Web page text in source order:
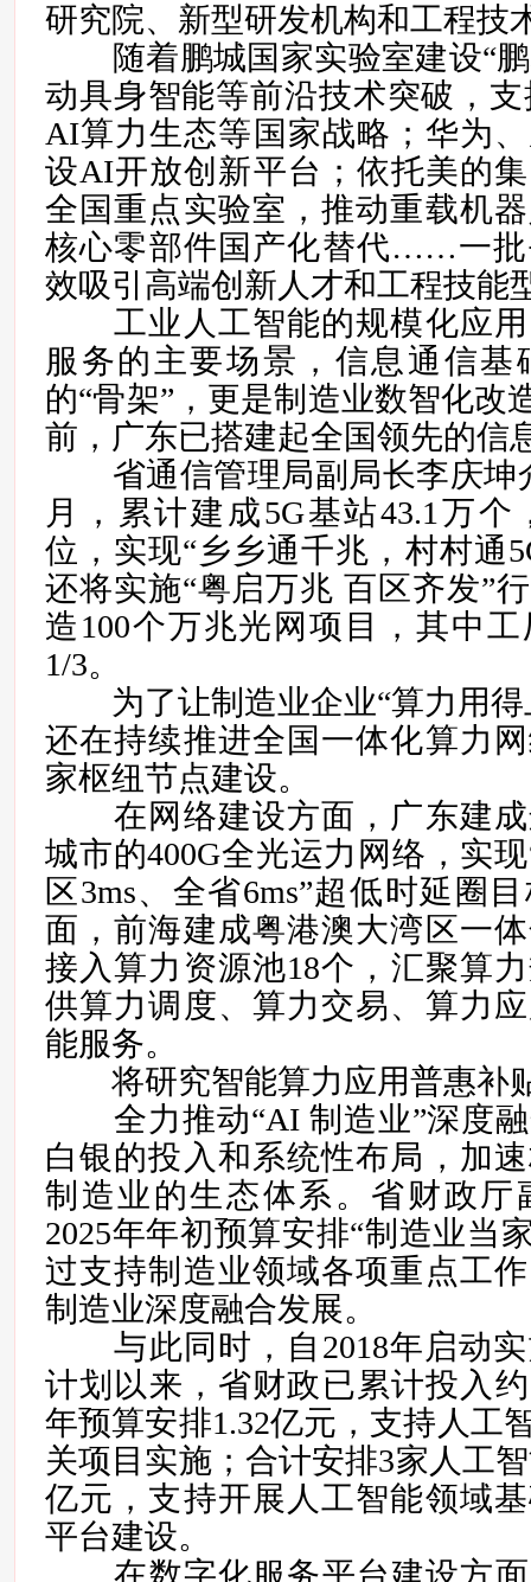
研究院、新型研发机构和工程技
随着鹏城国家实验室建设“鹏
动具身智能等前沿技术突破，
AI算力生态等国家战略；华为
设AI开放创新平台；依托美的
全国重点实验室，推动重载机
核心零部件国产化替代……一批
效吸引高端创新人才和工程技能
工业人工智能的规模化应用
服务的主要场景，信息通信基
的“骨架”，更是制造业数智化改
前，广东已搭建起全国领先的信
省通信管理局副局长李庆坤
月，累计建成5G基站43.1万
位，实现“乡乡通千兆，村村通
还将实施“粤启万兆 百区齐发”
造100个万兆光网项目，其中
1/3。
为了让制造业企业“算力用得
还在持续推进全国一体化算力
家枢纽节点建设。
在网络建设方面，广东建成
城市的400G全光运力网络，实
区3ms、全省6ms”超低时延圈
面，前海建成粤港澳大湾区一
接入算力资源池18个，汇聚算
供算力调度、算力交易、算力
能服务。
将研究智能算力应用普惠补
全力推动“AI 制造业”深度融
白银的投入和系统性布局，加
制造业的生态体系。省财政厅
2025年年初预算安排“制造业当
过支持制造业领域各项重点工
制造业深度融合发展。
与此同时，自2018年启动实
计划以来，省财政已累计投入
年预算安排1.32亿元，支持人工
关项目实施；合计安排3家人工
亿元，支持开展人工智能领域
平台建设。
在数字化服务平台建设方面